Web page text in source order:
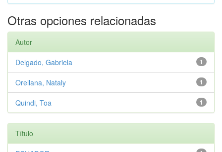
Otras opciones relacionadas
Autor
1
Delgado, Gabriela
1
Orellana, Nataly
1
Quindi, Toa
Título